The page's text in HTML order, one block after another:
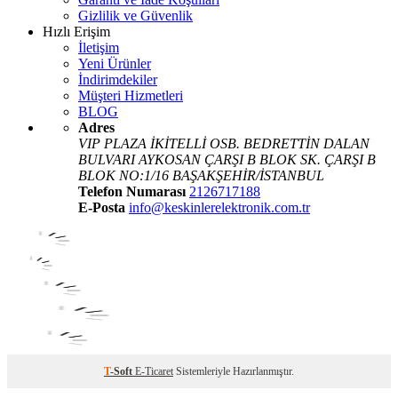
Gizlilik ve Güvenlik
Hızlı Erişim
İletişim
Yeni Ürünler
İndirimdekiler
Müşteri Hizmetleri
BLOG
Adres
VIP PLAZA İKİTELLİ OSB. BEDRETTİN DALAN
BULVARI AYKOSAN ÇARŞI B BLOK SK. ÇARŞI B
BLOK NO:1/16 BAŞAKŞEHİR/İSTANBUL
Telefon Numarası 2126717188
E-Posta info@keskinlerelektronik.com.tr
T-Soft E-Ticaret Sistemleriyle Hazırlanmıştır.